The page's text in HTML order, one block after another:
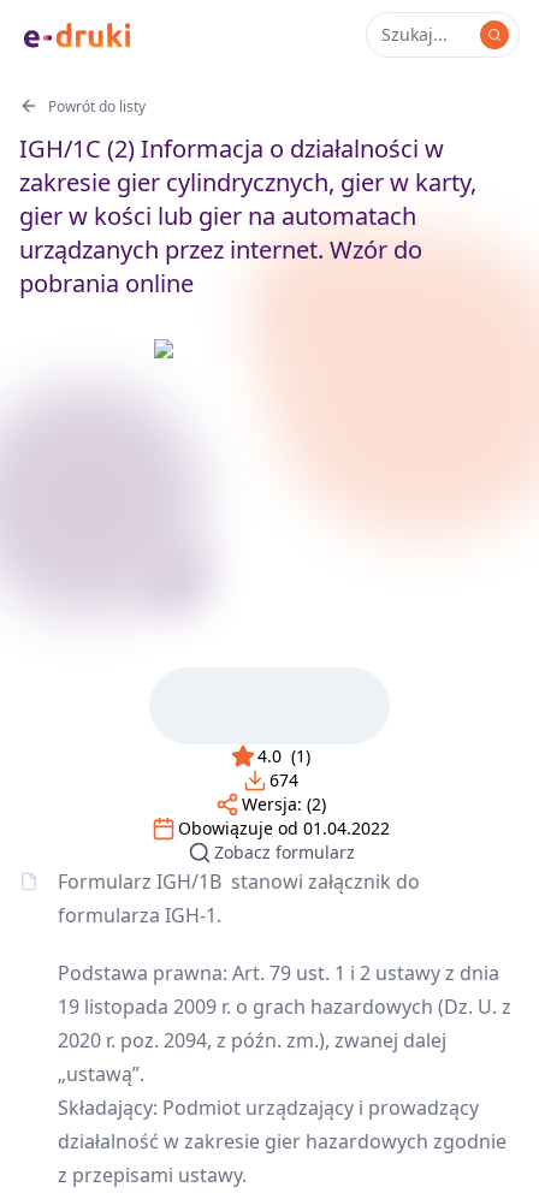
Powrót do listy
IGH/1C (2) Informacja o działalności w
zakresie gier cylindrycznych, gier w karty,
gier w kości lub gier na automatach
urządzanych przez internet. Wzór do
pobrania online
4.0 (1)
674
Wersja: (2)
Obowiązuje od 01.04.2022
Zobacz formularz
Formularz IGH/1B stanowi załącznik do
formularza IGH-1.
Podstawa prawna: Art. 79 ust. 1 i 2 ustawy z dnia
19 listopada 2009 r. o grach hazardowych (Dz. U. z
2020 r. poz. 2094, z późn. zm.), zwanej dalej
„ustawą”.
Składający: Podmiot urządzający i prowadzący
działalność w zakresie gier hazardowych zgodnie
z przepisami ustawy.